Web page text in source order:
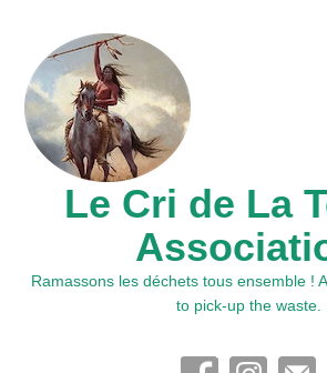
Le Cri de La
Ramassons les déchets tous ensemble !
to pick-up the waste.